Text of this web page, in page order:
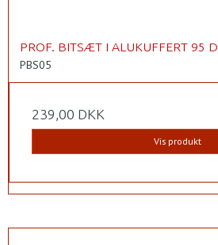
PROF. BITSÆT I ALUKUFFERT 95 D
PBS05
239,00 DKK
Vis produkt